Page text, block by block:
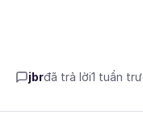
jbrđã trả lời1 tuần